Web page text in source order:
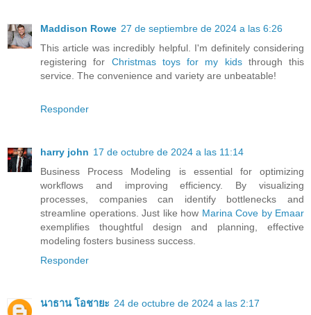
Maddison Rowe 27 de septiembre de 2024 a las 6:26
This article was incredibly helpful. I'm definitely considering
registering for Christmas toys for my kidsthrough this
service. The convenience and variety are unbeatable!
Responder
harry john 17 de octubre de 2024 a las 11:14
Business Process Modeling is essential for optimizing
workflows and improving efficiency. By visualizing
processes, companies can identify bottlenecks and
streamline operations. Just like how Marina Cove by Emaar
exemplifies thoughtful design and planning, effective
modeling fosters business success.
Responder
นาธาน โอชายะ 24 de octubre de 2024 a las 2:17